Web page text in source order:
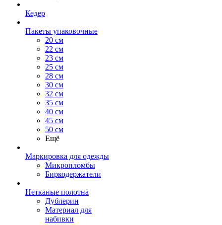
Кедер
Пакеты упаковочные
20 см
22 см
23 см
25 см
28 см
30 см
32 см
35 см
40 см
45 см
50 см
Ещё
Маркировка для одежды
Микропломбы
Биркодержатели
Нетканые полотна
Дублерин
Материал для
набивки